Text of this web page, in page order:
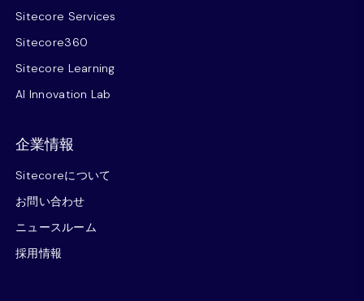
Sitecore Services
Sitecore360
Sitecore Learning
AI Innovation Lab
企業情報
Sitecoreについて
お問い合わせ
ニュースルーム
採用情報